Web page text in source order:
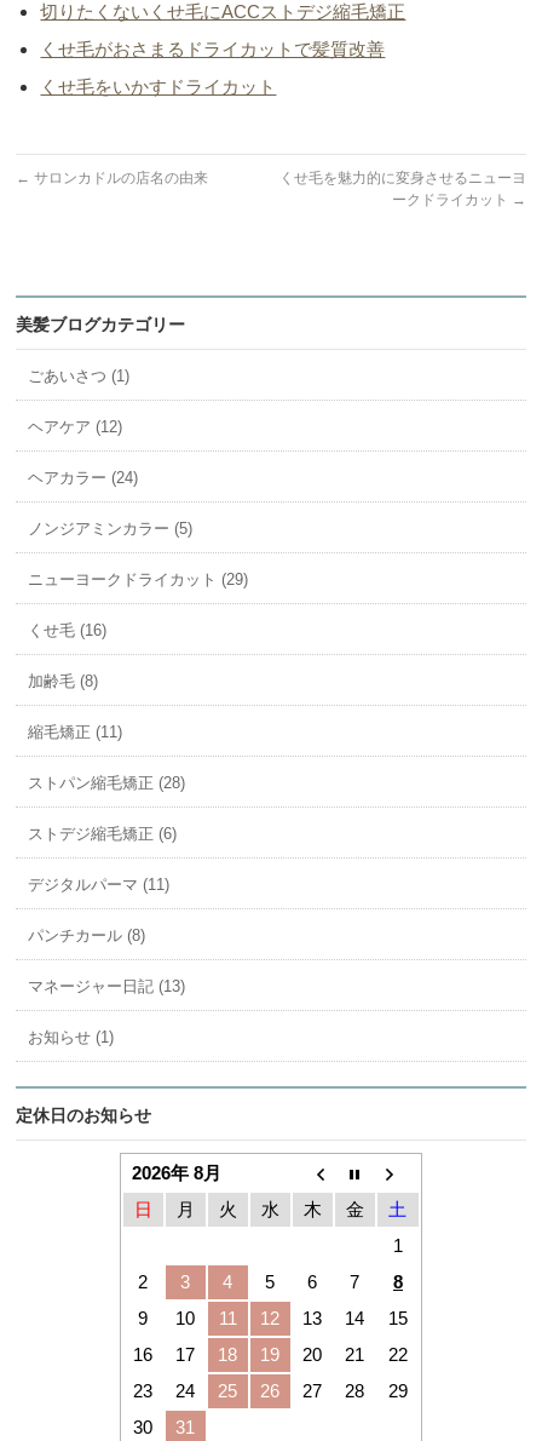
切りたくないくせ毛にACCストデジ縮毛矯正
くせ毛がおさまるドライカットで髪質改善
くせ毛をいかすドライカット
← サロンカドルの店名の由来
くせ毛を魅力的に変身させるニューヨ
ークドライカット →
美髪ブログカテゴリー
ごあいさつ (1)
ヘアケア (12)
ヘアカラー (24)
ノンジアミンカラー (5)
ニューヨークドライカット (29)
くせ毛 (16)
加齢毛 (8)
縮毛矯正 (11)
ストパン縮毛矯正 (28)
ストデジ縮毛矯正 (6)
デジタルパーマ (11)
パンチカール (8)
マネージャー日記 (13)
お知らせ (1)
定休日のお知らせ
2026年 8月
日
月 火 水 木 金
土
1
2
3 4 5 6 7
8
9
10 11 12 13 14
15
16
17 18 19 20 21
22
23
24 25 26 27 28
29
30
31